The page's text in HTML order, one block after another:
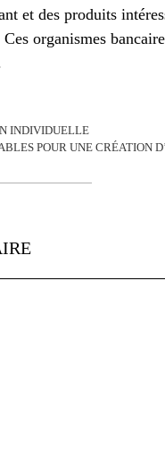
et des produits
organismes
INDIVIDUELLE
POUR UNE CRÉATION